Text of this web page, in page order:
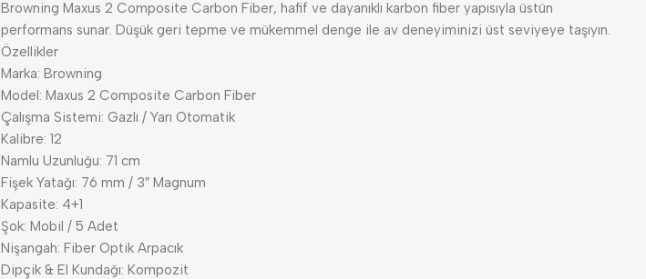
Browning Maxus 2 Composite Carbon Fiber, hafif ve dayanıklı karbon fiber yapısıyla üstün
performans sunar. Düşük geri tepme ve mükemmel denge ile av deneyiminizi üst seviyeye taşıyın.
Özellikler
Marka: Browning
Model: Maxus 2 Composite Carbon Fiber
Çalışma Sistemi: Gazlı / Yarı Otomatik
Kalibre: 12
Namlu Uzunluğu: 71 cm
Fişek Yatağı: 76 mm / 3″ Magnum
Kapasite: 4+1
Şok: Mobil / 5 Adet
Nişangah: Fiber Optik Arpacık
Dipçik & El Kundağı: Kompozit